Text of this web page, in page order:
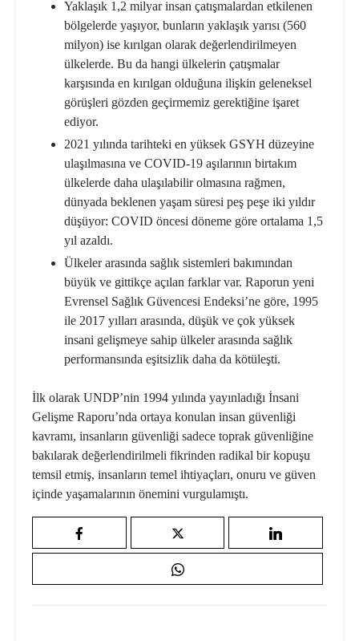
Yaklaşık 1,2 milyar insan çatışmalardan etkilenen
bölgelerde yaşıyor, bunların yaklaşık yarısı (560
milyon) ise kırılgan olarak değerlendirilmeyen
ülkelerde. Bu da hangi ülkelerin çatışmalar
karşısında en kırılgan olduğuna ilişkin geleneksel
görüşleri gözden geçirmemiz gerektiğine işaret
ediyor.
2021 yılında tarihteki en yüksek GSYH düzeyine
ulaşılmasına ve COVID-19 aşılarının birtakım
ülkelerde daha ulaşılabilir olmasına rağmen,
dünyada beklenen yaşam süresi peş peşe iki yıldır
düşüyor: COVID öncesi döneme göre ortalama 1,5
yıl azaldı.
Ülkeler arasında sağlık sistemleri bakımından
büyük ve gittikçe açılan farklar var. Raporun yeni
Evrensel Sağlık Güvencesi Endeksi’ne göre, 1995
ile 2017 yılları arasında, düşük ve çok yüksek
insani gelişmeye sahip ülkeler arasında sağlık
performansında eşitsizlik daha da kötüleşti.
İlk olarak UNDP’nin 1994 yılında yayınladığı İnsani
Gelişme Raporu’nda ortaya konulan insan güvenliği
kavramı, insanların güvenliği sadece toprak güvenliğine
bakılarak değerlendirilmeli fikrinden radikal bir kopuşu
temsil etmiş, insanların temel ihtiyaçları, onuru ve güven
içinde yaşamalarının önemini vurgulamıştı.